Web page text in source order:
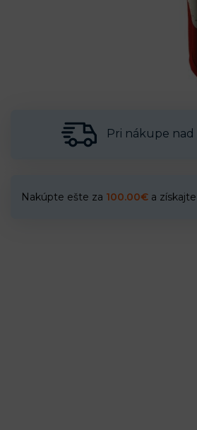
Pri nákupe nad
Nakúpte ešte za 100.00€ a získajte